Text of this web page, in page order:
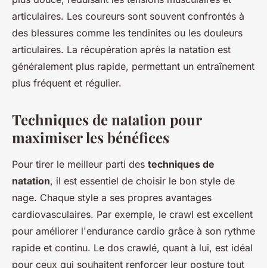
articulaires. Les coureurs sont souvent confrontés à
des blessures comme les tendinites ou les douleurs
articulaires. La récupération après la natation est
généralement plus rapide, permettant un entraînement
plus fréquent et régulier.
Techniques de natation pour
maximiser les bénéfices
Pour tirer le meilleur parti des techniques de
natation, il est essentiel de choisir le bon style de
nage. Chaque style a ses propres avantages
cardiovasculaires. Par exemple, le crawl est excellent
pour améliorer l'endurance cardio grâce à son rythme
rapide et continu. Le dos crawlé, quant à lui, est idéal
pour ceux qui souhaitent renforcer leur posture tout